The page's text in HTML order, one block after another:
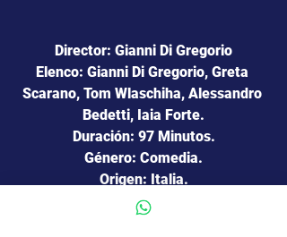
Director: Gianni Di Gregorio
Elenco: Gianni Di Gregorio, Greta
Scarano, Tom Wlaschiha, Alessandro
Bedetti, Iaia Forte.
Duración: 97 Minutos.
Género: Comedia.
Origen: Italia.
Calificación: ATP.